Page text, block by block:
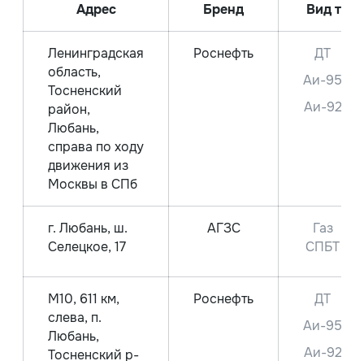
Адрес Бренд Вид
Ленинградская
область,
Тосненский
район,
Любань,
справа по ходу
движения из
Москвы в СПб
Роснефть
ДТ
Аи-95
Аи-92
г. Любань, ш.
Селецкое, 17
АГЗС
Газ
СПБТ
М10, 611 км,
слева, п.
Любань,
Тосненский р-
Роснефть
ДТ
Аи-95
Аи-92